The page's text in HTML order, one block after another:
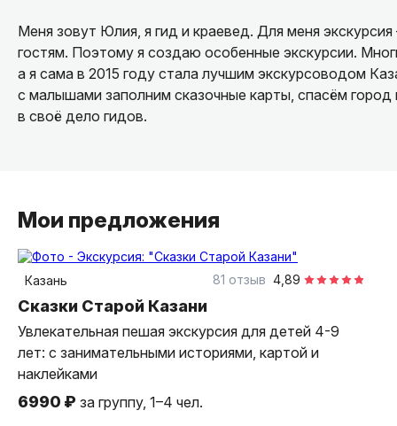
Меня зовут Юлия, я гид и краевед. Для меня
гостям. Поэтому я создаю особенные экскурсии.
а я сама в 2015 году стала лучшим экскурсоводом
с малышами заполним сказочные карты, спасём
в своё дело гидов.
Мои предложения
Казань 4,89
81 отзыв
Сказки Старой Казани
Увлекательная пешая экскурсия для детей 4-9
лет: с занимательными историями, картой и
наклейками
6990 ₽ за группу, 1–4 чел.